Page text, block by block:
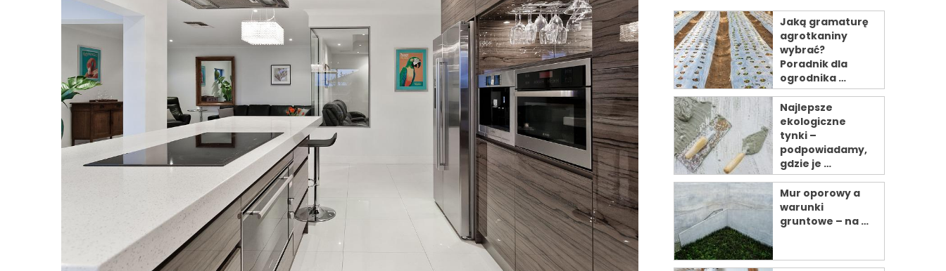
Jaką gramaturę
agrotkaniny
wybrać?
Poradnik dla
ogrodnika …
Najlepsze
ekologiczne
tynki –
podpowiadamy,
gdzie je …
Mur oporowy a
warunki
gruntowe – na …